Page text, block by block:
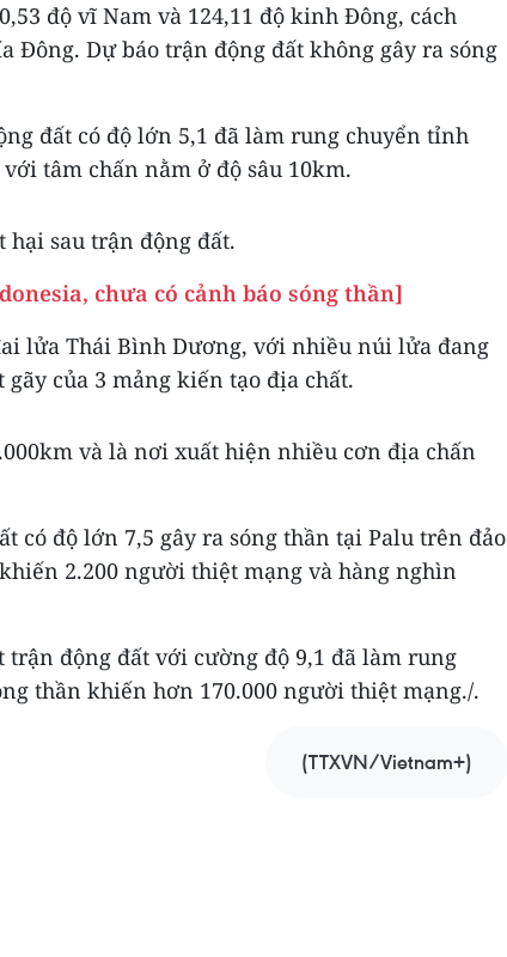
độ vĩ Nam và 124,11 độ kinh Đông, cách
Đông. Dự báo trận động đất không gây ra sóng
đất có độ lớn 5,1 đã làm rung chuyển tỉnh
tâm chấn nằm ở độ sâu 10km.
sau trận động đất.
chưa có cảnh báo sóng thần]
lửa Thái Bình Dương, với nhiều núi lửa đang
của 3 mảng kiến tạo địa chất.
và là nơi xuất hiện nhiều cơn địa chấn
có độ lớn 7,5 gây ra sóng thần tại Palu trên đảo
2.200 người thiệt mạng và hàng nghìn
trận động đất với cường độ 9,1 đã làm rung
thần khiến hơn 170.000 người thiệt mạng./.
(TTXVN/Vietnam+)